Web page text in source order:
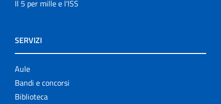
Il 5 per mille e l'ISS
SERVIZI
Aule
Bandi e concorsi
Biblioteca